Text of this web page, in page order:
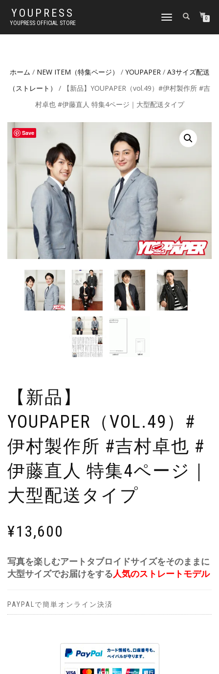
YOUPRESS
YOUPRESS OFFICIAL STORE
ナ
ゲ
ン
り
替
0
ホーム / NEW ITEM（特集ページ） / YOUPAPER/ A3サイズ配送
（ストレート）
/ 【新品】YOUPAPER（vol.49）#伊村製作所 #吉
村卓也 #伊藤直人 特集4ページ｜大型配送タイプ
Save
【新品】
YOUPAPER（VOL.49）#
伊村製作所 #吉村卓也 #
伊藤直人 特集4ページ｜
大型配送タイプ
¥13,600
写真を楽しむアートタブロイドサイズをそのままに
大型サイズでお届けをする人気のストレートモデル
PAYPALで簡単オンライン決済